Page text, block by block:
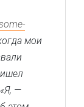
мои
—